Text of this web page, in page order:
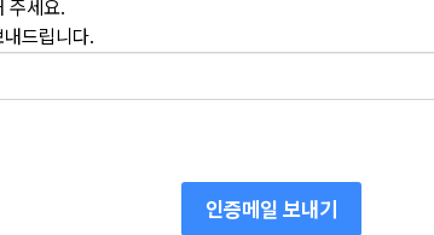
주세요.
드립니다.
인증메일 보내기